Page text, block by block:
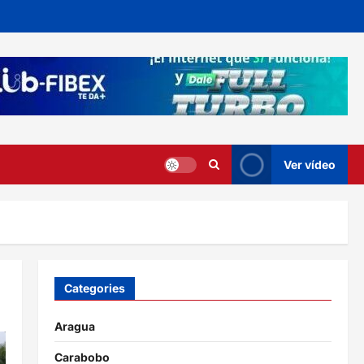
Ver vídeo
Categories
Aragua
Carabobo